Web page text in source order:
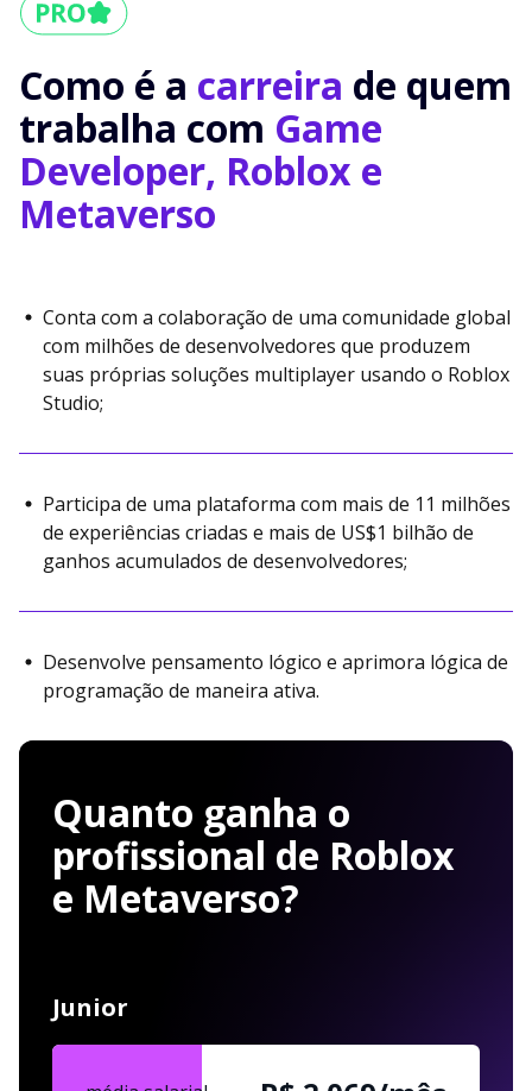
Como é a carreira de quem
trabalha com Game
Developer, Roblox e
Metaverso
Conta com a colaboração de uma comunidade global
com milhões de desenvolvedores que produzem
suas próprias soluções multiplayer usando o Roblox
Studio;
Participa de uma plataforma com mais de 11 milhões
de experiências criadas e mais de US$1 bilhão de
ganhos acumulados de desenvolvedores;
Desenvolve pensamento lógico e aprimora lógica de
programação de maneira ativa.
Quanto ganha o
profissional de Roblox
e Metaverso?
Junior